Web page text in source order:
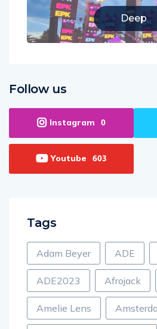
Deep
Follow us
Instagram 0
Youtube 603
Tags
Adam Beyer ADE
ADE2023 Afrojack
Amelie Lens